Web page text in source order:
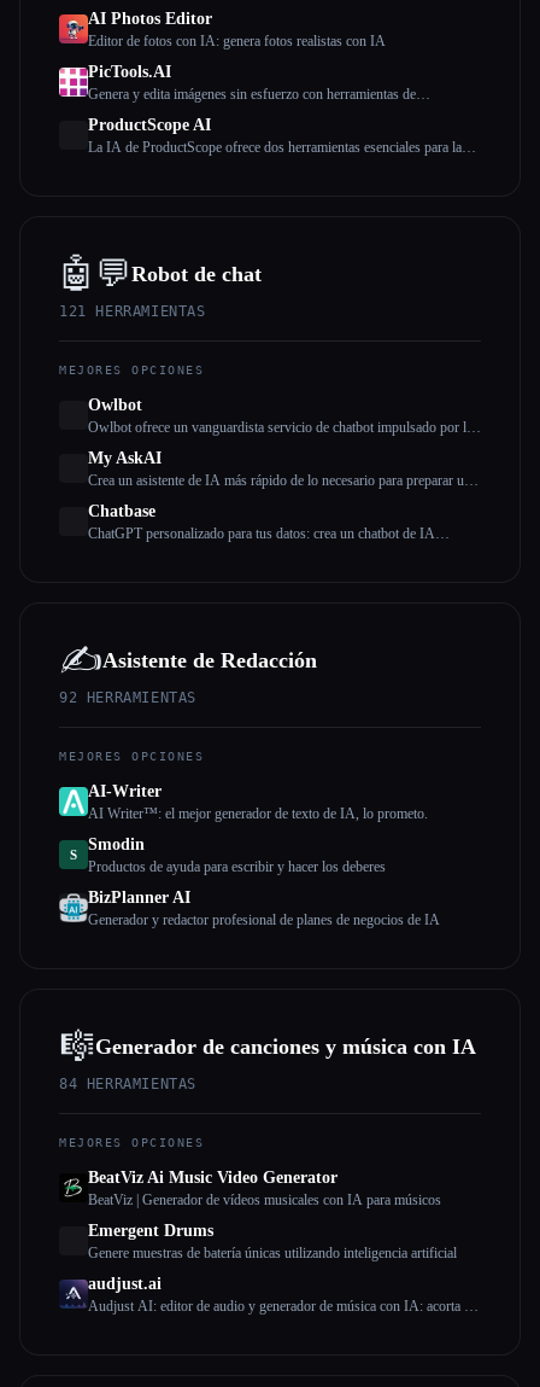
AI Photos Editor
Editor de fotos con IA: genera fotos realistas con IA
PicTools.AI
Genera y edita imágenes sin esfuerzo con herramientas de
ProductScope AI
La IA de ProductScope ofrece dos herramientas esenciales para las
🤖💬Robot de chat
121 HERRAMIENTAS
MEJORES OPCIONES
Owlbot
Owlbot ofrece un vanguardista servicio de chatbot impulsado por la
instantáneas para ti, tus clientes o tu equipo.
My AskAI
Crea un asistente de IA más rápido de lo necesario para preparar un
Chatbase
ChatGPT personalizado para tus datos: crea un chatbot de IA
✍️Asistente de Redacción
92 HERRAMIENTAS
MEJORES OPCIONES
AI-Writer
AI Writer™: el mejor generador de texto de IA, lo prometo.
S
Smodin
Productos de ayuda para escribir y hacer los deberes
BizPlanner AI
Generador y redactor profesional de planes de negocios de IA
🎼Generador de canciones y música con IA
84 HERRAMIENTAS
MEJORES OPCIONES
BeatViz Ai Music Video Generator
BeatViz | Generador de vídeos musicales con IA para músicos
Emergent Drums
Genere muestras de batería únicas utilizando inteligencia artificial
audjust.ai
Audjust AI: editor de audio y generador de música con IA: acorta las